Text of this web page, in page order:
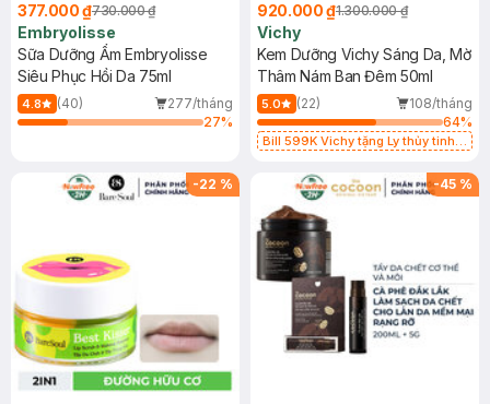
377.000 ₫730.000 ₫
Embryolisse
Sữa Dưỡng Ẩm Embryolisse
Siêu Phục Hồi Da 75ml
4.8 (40)
277/tháng
27%
920.000 ₫1.300.000 ₫
Vichy
Kem Dưỡng Vichy Sáng Da, Mờ
Thâm Nám Ban Đêm 50ml
5.0 (22)
108/tháng
64%
Bill 599K Vichy tặng Ly thủy tinh
-22 % -45 %